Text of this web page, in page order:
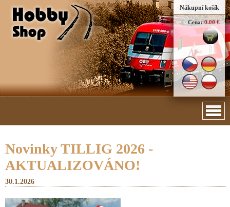
Nákupní košík
Cena: 0.00 €
Novinky TILLIG 2026 -
AKTUALIZOVÁNO!
30.1.2026